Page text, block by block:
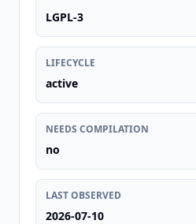
LGPL-3
LIFECYCLE
active
NEEDS COMPILATION
no
LAST OBSERVED
2026-07-10